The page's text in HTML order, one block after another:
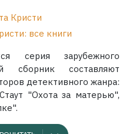
Кристи
все книги
серия зарубежного
сборник составляют
детективного жанра:
"Охота за матерью",